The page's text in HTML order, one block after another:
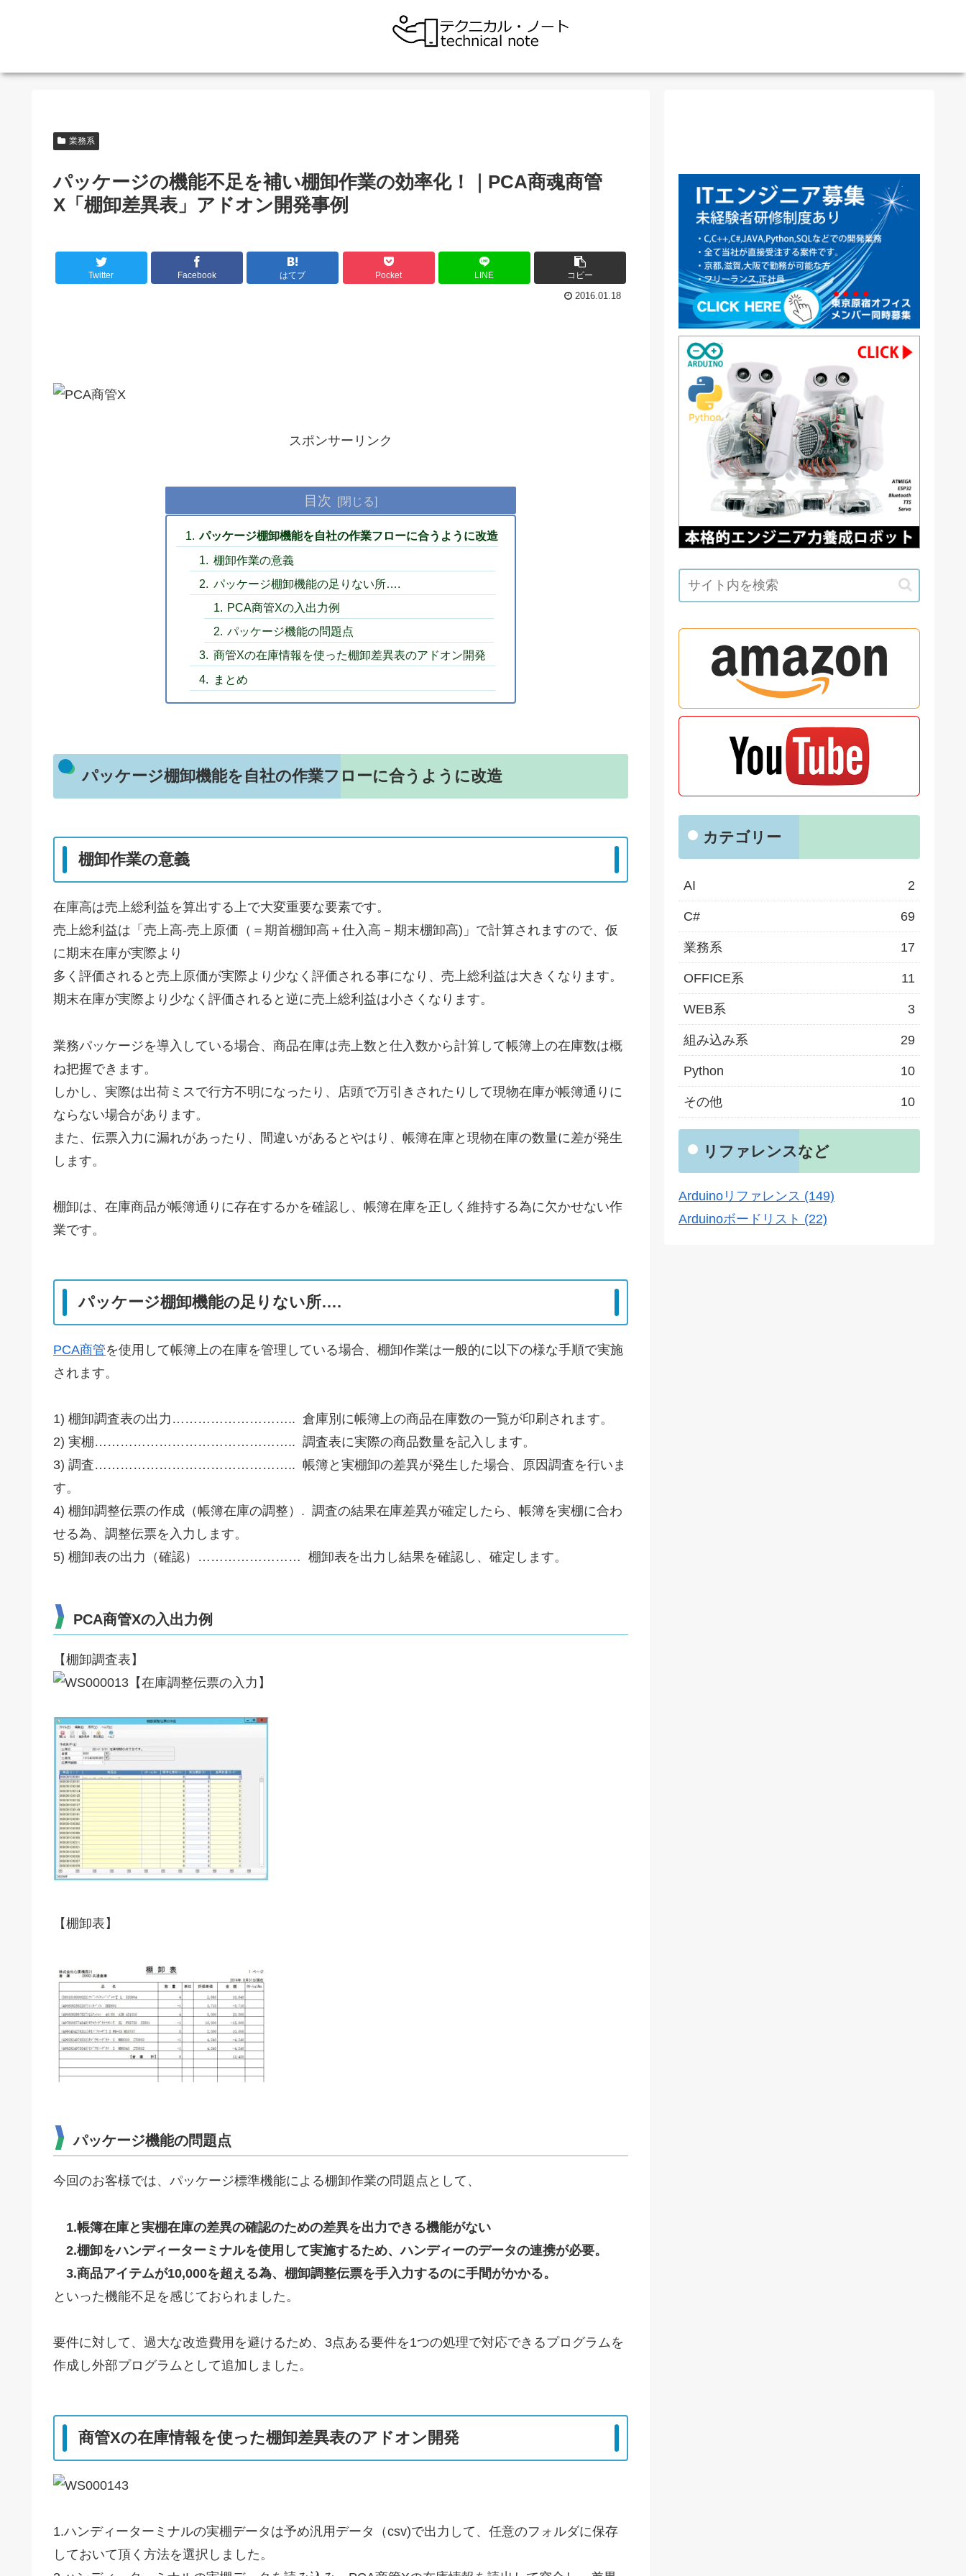
業務系
パッケージの機能不足を補い棚卸作業の効率化！｜PCA商魂商管
X「棚卸差異表」アドオン開発事例
Twitter Facebook はてブ Pocket LINE コピー
2016.01.18
スポンサーリンク
目次
パッケージ棚卸機能を自社の作業フローに合うように改造
棚卸作業の意義
パッケージ棚卸機能の足りない所….
PCA商管Xの入出力例
パッケージ機能の問題点
商管Xの在庫情報を使った棚卸差異表のアドオン開発
まとめ
パッケージ棚卸機能を自社の作業フローに合うように改造
棚卸作業の意義
在庫高は売上総利益を算出する上で大変重要な要素です。
売上総利益は「売上高-売上原価（＝期首棚卸高＋仕入高－期末棚卸高)」で計算されますので、仮
に期末在庫が実際より
多く評価されると売上原価が実際より少なく評価される事になり、売上総利益は大きくなります。
期末在庫が実際より少なく評価されると逆に売上総利益は小さくなります。
業務パッケージを導入している場合、商品在庫は売上数と仕入数から計算して帳簿上の在庫数は概
ね把握できます。
しかし、実際は出荷ミスで行方不明になったり、店頭で万引きされたりして現物在庫が帳簿通りに
ならない場合があります。
また、伝票入力に漏れがあったり、間違いがあるとやはり、帳簿在庫と現物在庫の数量に差が発生
します。
棚卸は、在庫商品が帳簿通りに存在するかを確認し、帳簿在庫を正しく維持する為に欠かせない作
業です。
パッケージ棚卸機能の足りない所….
PCA商管を使用して帳簿上の在庫を管理している場合、棚卸作業は一般的に以下の様な手順で実施
されます。
1) 棚卸調査表の出力……………………….. 倉庫別に帳簿上の商品在庫数の一覧が印刷されます。
2) 実棚……………………………………….. 調査表に実際の商品数量を記入します。
3) 調査……………………………………….. 帳簿と実棚卸の差異が発生した場合、原因調査を行いま
す。
4) 棚卸調整伝票の作成（帳簿在庫の調整）. 調査の結果在庫差異が確定したら、帳簿を実棚に合わ
せる為、調整伝票を入力します。
5) 棚卸表の出力（確認）…………………… 棚卸表を出力し結果を確認し、確定します。
PCA商管Xの入出力例
【棚卸調査表】
【在庫調整伝票の入力】
【棚卸表】
パッケージ機能の問題点
今回のお客様では、パッケージ標準機能による棚卸作業の問題点として、
1.帳簿在庫と実棚在庫の差異の確認のための差異を出力できる機能がない
2.棚卸をハンディーターミナルを使用して実施するため、ハンディーのデータの連携が必要。
3.商品アイテムが10,000を超える為、棚卸調整伝票を手入力するのに手間がかかる。
といった機能不足を感じておられました。
要件に対して、過大な改造費用を避けるため、3点ある要件を1つの処理で対応できるプログラムを
作成し外部プログラムとして追加しました。
商管Xの在庫情報を使った棚卸差異表のアドオン開発
1.ハンディーターミナルの実棚データは予め汎用データ（csv)で出力して、任意のフォルダに保存
しておいて頂く方法を選択しました。
カテゴリー
AI 2
C# 69
業務系 17
OFFICE系 11
WEB系 3
組み込み系 29
Python 10
その他 10
リファレンスなど
Arduinoリファレンス (149)
Arduinoボードリスト (22)